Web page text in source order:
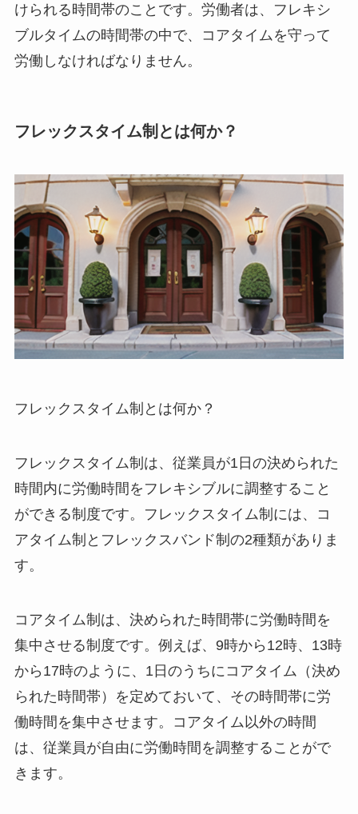
けられる時間帯のことです。労働者は、フレキシ
ブルタイムの時間帯の中で、コアタイムを守って
労働しなければなりません。
フレックスタイム制とは何か？
フレックスタイム制とは何か？
フレックスタイム制は、従業員が1日の決められた
時間内に労働時間をフレキシブルに調整すること
ができる制度です。フレックスタイム制には、コ
アタイム制とフレックスバンド制の2種類がありま
す。
コアタイム制は、決められた時間帯に労働時間を
集中させる制度です。例えば、9時から12時、13時
から17時のように、1日のうちにコアタイム（決め
られた時間帯）を定めておいて、その時間帯に労
働時間を集中させます。コアタイム以外の時間
は、従業員が自由に労働時間を調整することがで
きます。